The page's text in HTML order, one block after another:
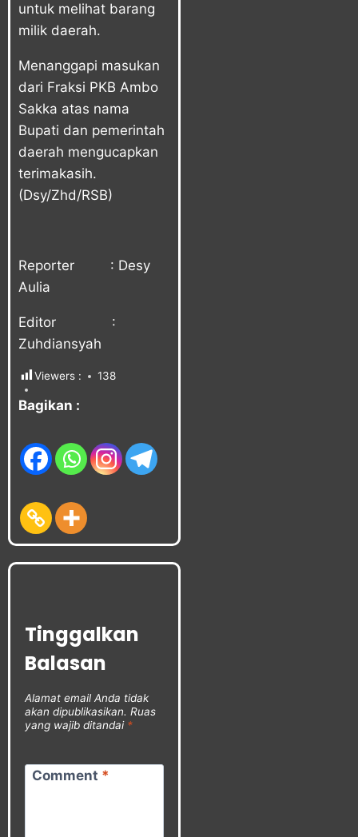
untuk melihat barang
milik daerah.
Menanggapi masukan
dari Fraksi PKB Ambo
Sakka atas nama
Bupati dan pemerintah
daerah mengucapkan
terimakasih.
(Dsy/Zhd/RSB)
Reporter : Desy
Aulia
Editor :
Zuhdiansyah
Viewers : 138
Bagikan :
Tinggalkan
Balasan
Alamat email Anda tidak
akan dipublikasikan. Ruas
yang wajib ditandai *
Comment *